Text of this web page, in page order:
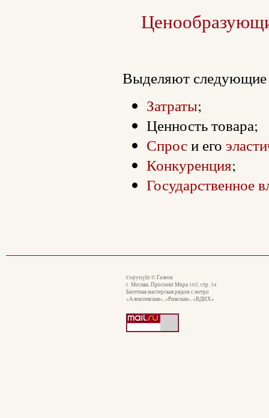
Выделяют
Затраты;
Ценность товара;
Спроси его
Конкуренция;
Государственное
Copyright © Галеон
г. Москва, Проспект Мира 102, стр. 34
Багетная мастерская рядом с метро
«Алексеевская», «Рижская», «ВДНХ»